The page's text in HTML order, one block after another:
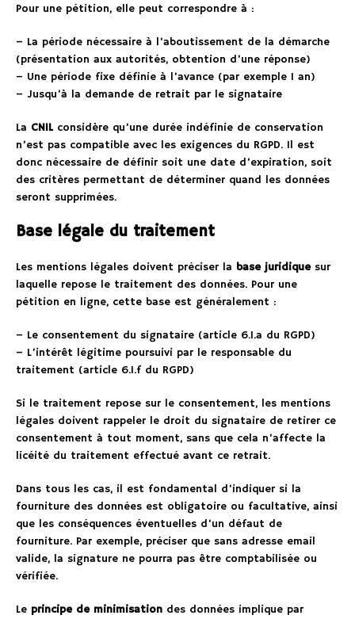
Pour une pétition, elle peut correspondre à :
– La période nécessaire à l’aboutissement de la démarche
(présentation aux autorités, obtention d’une réponse)
– Une période fixe définie à l’avance (par exemple 1 an)
– Jusqu’à la demande de retrait par le signataire
La CNIL considère qu’une durée indéfinie de conservation
n’est pas compatible avec les exigences du RGPD. Il est
donc nécessaire de définir soit une date d’expiration, soit
des critères permettant de déterminer quand les données
seront supprimées.
Base légale du traitement
Les mentions légales doivent préciser la base juridiquesur
laquelle repose le traitement des données. Pour une
pétition en ligne, cette base est généralement :
– Le consentement du signataire (article 6.1.a du RGPD)
– L’intérêt légitime poursuivi par le responsable du
traitement (article 6.1.f du RGPD)
Si le traitement repose sur le consentement, les mentions
légales doivent rappeler le droit du signataire de retirer ce
consentement à tout moment, sans que cela n’affecte la
licéité du traitement effectué avant ce retrait.
Dans tous les cas, il est fondamental d’indiquer si la
fourniture des données est obligatoire ou facultative, ainsi
que les conséquences éventuelles d’un défaut de
fourniture. Par exemple, préciser que sans adresse email
valide, la signature ne pourra pas être comptabilisée ou
vérifiée.
Le principe de minimisation des données implique par